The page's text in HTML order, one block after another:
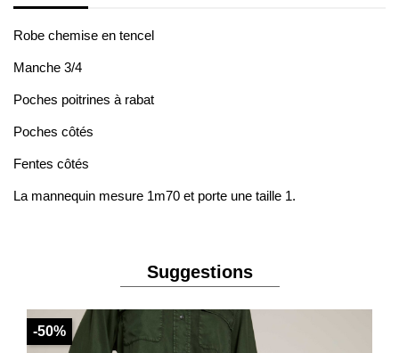
Robe chemise en tencel
Manche 3/4
Poches poitrines à rabat
Poches côtés
Fentes côtés
La mannequin mesure 1m70 et porte une taille 1.
Suggestions
-50%